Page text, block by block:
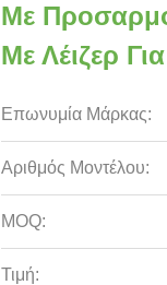
Με
Με Λέιζερ
Επωνυμία Μάρκας:
Αριθμός Μοντέλου:
MOQ:
Τιμή: